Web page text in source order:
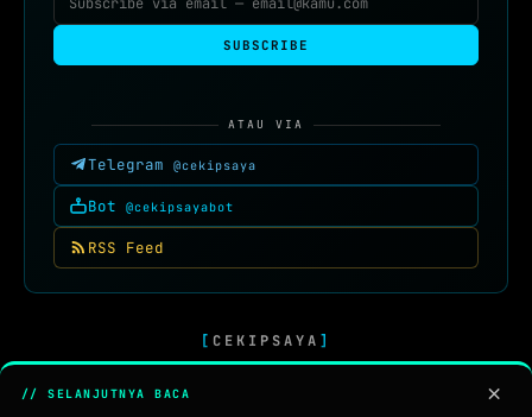
SUBSCRIBE
ATAU VIA
Telegram @cekipsaya
Bot @cekipsayabot
RSS Feed
[ CEKIPSAYA ]
// SELANJUTNYA BACA ×